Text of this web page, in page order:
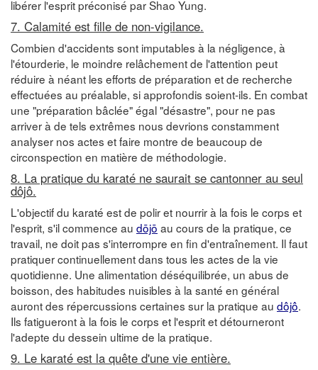
libérer l'esprit préconisé par Shao Yung.
7. Calamité est fille de non-vigilance.
Combien d'accidents sont imputables à la négligence, à
l'étourderie, le moindre relâchement de l'attention peut
réduire à néant les efforts de préparation et de recherche
effectuées au préalable, si approfondis soient-ils. En combat
une "préparation bâclée" égal "désastre", pour ne pas
arriver à de tels extrêmes nous devrions constamment
analyser nos actes et faire montre de beaucoup de
circonspection en matière de méthodologie.
8. La pratique du karaté ne saurait se cantonner au seul
dôjô.
L'objectif du karaté est de polir et nourrir à la fois le corps et
l'esprit, s'il commence au dōjō au cours de la pratique, ce
travail, ne doit pas s'interrompre en fin d'entraînement. Il faut
pratiquer continuellement dans tous les actes de la vie
quotidienne. Une alimentation déséquilibrée, un abus de
boisson, des habitudes nuisibles à la santé en général
auront des répercussions certaines sur la pratique au dôjô.
Ils fatigueront à la fois le corps et l'esprit et détourneront
l'adepte du dessein ultime de la pratique.
9. Le karaté est la quête d'une vie entière.